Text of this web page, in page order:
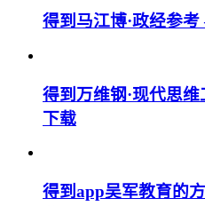
得到马江博·政经参
得到万维钢·现代思
下载
得到app吴军教育的